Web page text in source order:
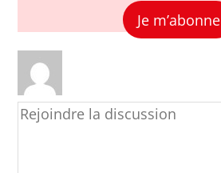
Je m’abonne